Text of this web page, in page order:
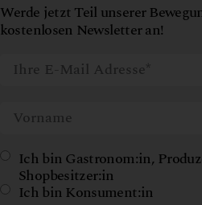
Werde jetzt Teil unserer
kostenlosen Newsletter an!
Ich bin Gastronom:in,
Shopbesitzer:in
Ich bin Konsument:in